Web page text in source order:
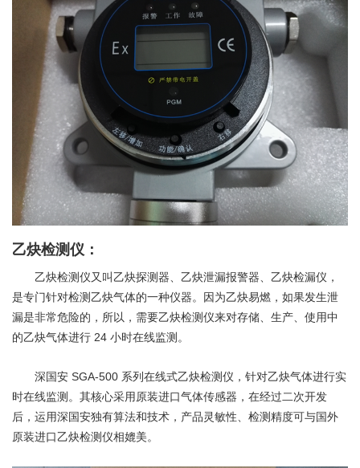
乙炔检测仪：
乙炔检测仪又叫乙炔探测器、乙炔泄漏报警器、乙炔检漏仪，
是专门针对检测乙炔气体的一种仪器。因为乙炔易燃，如果发生泄
漏是非常危险的，所以，需要乙炔检测仪来对存储、生产、使用中
的乙炔气体进行 24 小时在线监测。
深国安 SGA-500 系列在线式乙炔检测仪，针对乙炔气体进行实
时在线监测。其核心采用原装进口气体传感器，在经过二次开发
后，运用深国安独有算法和技术，产品灵敏性、检测精度可与国外
原装进口乙炔检测仪相媲美。